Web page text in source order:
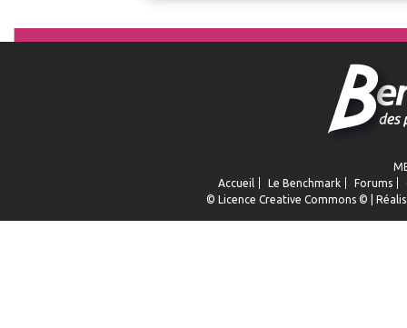
Accueil
Le Benchmark Forums
© Licence Creative Commons © |